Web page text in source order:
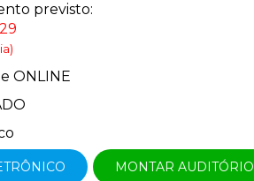
previsto:
ONLINE
MONTAR AUDITÓRIO